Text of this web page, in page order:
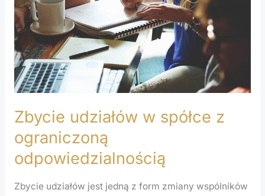
Zbycie udziałów w spółce z
ograniczoną
odpowiedzialnością
Zbycie udziałów jest jedną z form zmiany wspólników
z
ograniczoną
odpowiedzialnością